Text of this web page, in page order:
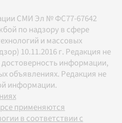
СМИ Эл № ФС77-67642
по надзору в сфере
и массовых
10.11.2016 г. Редакция не
достоверность информации,
объявлениях. Редакция не
информации.
применяются
в соответствии с